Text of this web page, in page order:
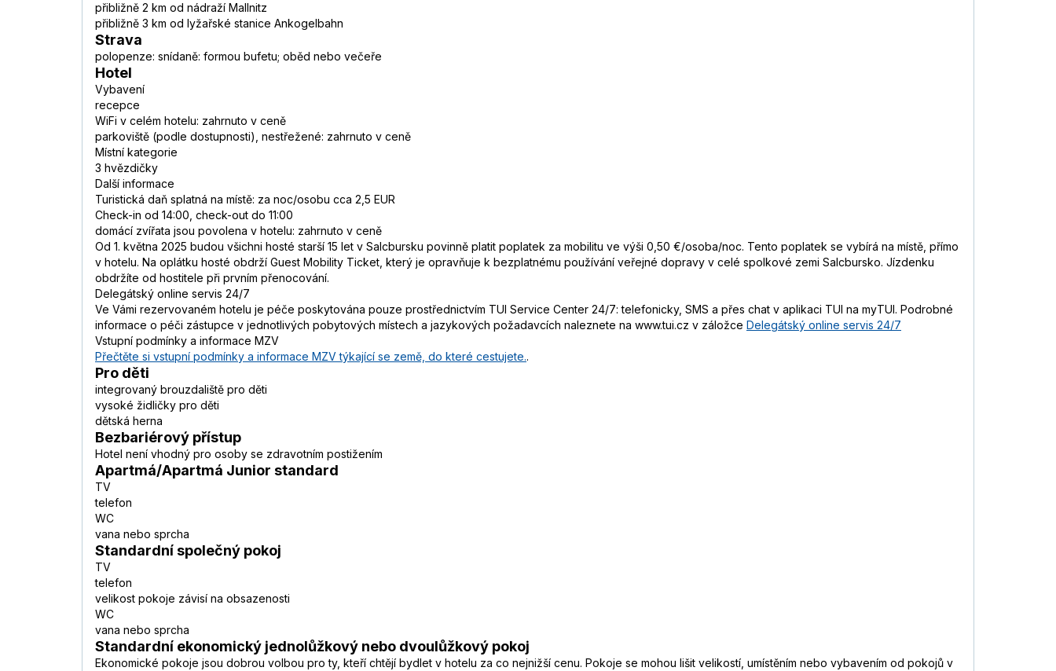
přibližně 2 km od nádraží Mallnitz
přibližně 3 km od lyžařské stanice Ankogelbahn
Strava
polopenze: snídaně: formou bufetu; oběd nebo večeře
Hotel
Vybavení
recepce
WiFi v celém hotelu: zahrnuto v ceně
parkoviště (podle dostupnosti), nestřežené: zahrnuto v ceně
Místní kategorie
3 hvězdičky
Další informace
Turistická daň splatná na místě: za noc/osobu cca 2,5 EUR
Check-in od 14:00, check-out do 11:00
domácí zvířata jsou povolena v hotelu: zahrnuto v ceně
Od 1. května 2025 budou všichni hosté starší 15 let v Salcbursku povinně platit poplatek za mobilitu ve výši 0,50 €/osoba/noc. Tento poplatek se vybírá na místě, přímo
v hotelu. Na oplátku hosté obdrží Guest Mobility Ticket, který je opravňuje k bezplatnému používání veřejné dopravy v celé spolkové zemi Salcbursko. Jízdenku
obdržíte od hostitele při prvním přenocování.
Delegátský online servis 24/7
Ve Vámi rezervovaném hotelu je péče poskytována pouze prostřednictvím TUI Service Center 24/7: telefonicky, SMS a přes chat v aplikaci TUI na myTUI. Podrobné
informace o péči zástupce v jednotlivých pobytových místech a jazykových požadavcích naleznete na www.tui.cz v záložce Delegátský online servis 24/7
Vstupní podmínky a informace MZV
Přečtěte si vstupní podmínky a informace MZV týkající se země, do které cestujete..
Pro děti
integrovaný brouzdaliště pro děti
vysoké židličky pro děti
dětská herna
Bezbariérový přístup
Hotel není vhodný pro osoby se zdravotním postižením
Apartmá/Apartmá Junior standard
TV
telefon
WC
vana nebo sprcha
Standardní společný pokoj
TV
telefon
velikost pokoje závisí na obsazenosti
WC
vana nebo sprcha
Standardní ekonomický jednolůžkový nebo dvoulůžkový pokoj
Ekonomické pokoje jsou dobrou volbou pro ty, kteří chtějí bydlet v hotelu za co nejnižší cenu. Pokoje se mohou lišit velikostí, umístěním nebo vybavením od pokojů v